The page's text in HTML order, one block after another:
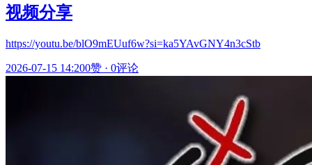
视频分享
https://youtu.be/blO9mEUuf6w?si=ka5YAvGNY4n3cStb
2026-07-15 14:200赞 · 0评论